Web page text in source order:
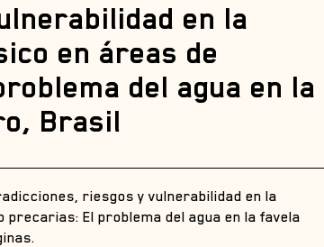
en la
en áreas de
del agua en la
Brasil
riesgos y vulnerabilidad en la
El problema del agua en la favela